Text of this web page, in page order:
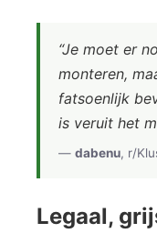
“Je moet er
monteren,
fatsoenlijk
is veruit het
— dabenu, r/
Legaal,